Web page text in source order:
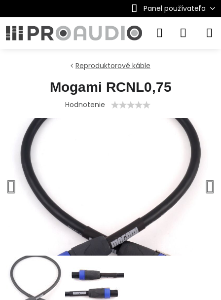
Panel používateľa
Reproduktorové káble
Mogami RCNL0,75
Hodnotenie